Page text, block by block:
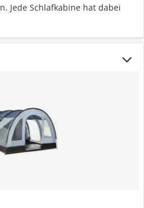
Jede Schlafkabine hat dabei